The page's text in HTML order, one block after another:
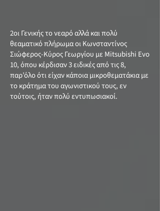
2οι Γενικής το νεαρό αλλά και πολύ
θεαματικό πλήρωμα οι Κωνσταντίνος
Σιώφερος-Κύρος Γεωργίου με Mitsubishi Evo
10, όπου κέρδισαν 3 ειδικές από τις 8,
παρ’όλο ότι είχαν κάποια μικροθεματάκια με
το κράτημα του αγωνιστικού τους, εν
τούτοις, ήταν πολύ εντυπωσιακοί.